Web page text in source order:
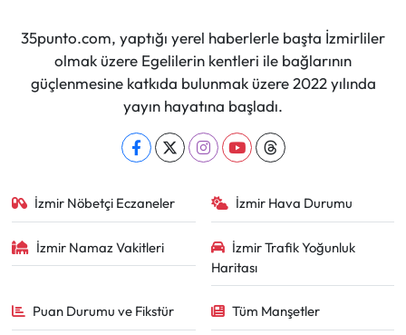
35punto.com, yaptığı yerel haberlerle başta İzmirliler
olmak üzere Egelilerin kentleri ile bağlarının
güçlenmesine katkıda bulunmak üzere 2022 yılında
yayın hayatına başladı.
İzmir Nöbetçi Eczaneler İzmir Hava Durumu
İzmir Namaz Vakitleri
İzmir Trafik Yoğunluk
Haritası
Puan Durumu ve Fikstür Tüm Manşetler